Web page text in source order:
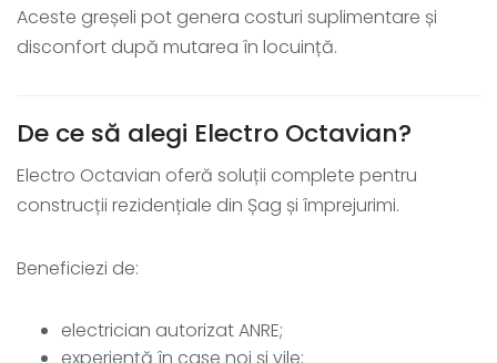
Aceste greșeli pot genera costuri suplimentare și
disconfort după mutarea în locuință.
De ce să alegi Electro Octavian?
Electro Octavian oferă soluții complete pentru
construcții rezidențiale din Șag și împrejurimi.
Beneficiezi de:
electrician autorizat ANRE;